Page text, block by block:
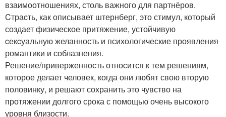
взаимоотношениях, столь важного для партнёров.
Cтраcть, как описывает штернберг, это стимул, который
создает физическое притяжение, устойчивую
cекcуальную желанность и психологические проявления
романтики и соблазнения.
Решение/приверженность относится к тем решениям,
которое делает человек, когда они любят свою вторую
половинку, и решают сохранить это чувство на
протяжении долгого срока с помощью очень высокого
уровня близости.